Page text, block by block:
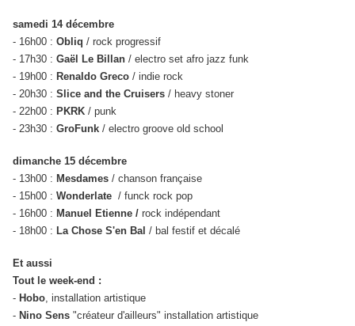
samedi 14 décembre
- 16h00 : Obliq / rock progressif
- 17h30 : Gaël Le Billan / electro set afro jazz funk
- 19h00 : Renaldo Greco / indie rock
- 20h30 : Slice and the Cruisers / heavy stoner
- 22h00 : PKRK / punk
- 23h30 : GroFunk / electro groove old school
dimanche 15 décembre
- 13h00 : Mesdames / chanson française
- 15h00 : Wonderlate / funck rock pop
- 16h00 : Manuel Etienne / rock indépendant
- 18h00 : La Chose S'en Bal / bal festif et décalé
Et aussi
Tout le week-end :
- Hobo, installation artistique
- Nino Sens "créateur d'ailleurs" installation artistique